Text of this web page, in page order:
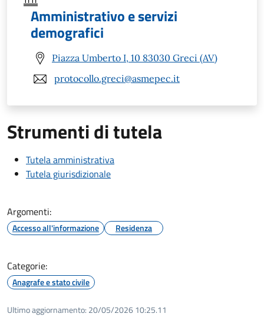
Amministrativo e servizi
demografici
Piazza Umberto I, 10 83030 Greci (AV)
protocollo.greci@asmepec.it
Strumenti di tutela
Tutela amministrativa
Tutela giurisdizionale
Argomenti:
Accesso all'informazione Residenza
Categorie:
Anagrafe e stato civile
Ultimo aggiornamento: 20/05/2026 10:25.11